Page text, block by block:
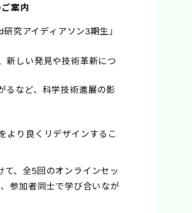
案内
研究アイディアソン3期生」
新しい発見や技術革新につ
るなど、科学技術進展の影
より良くリデザインするこ
て、全5回のオンラインセッ
参加者同士で学び合いなが